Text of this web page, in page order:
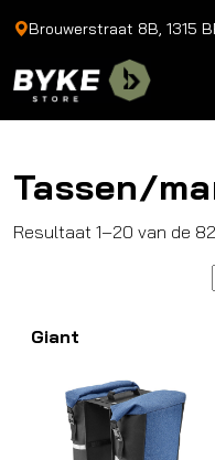
Brouwerstraat 8B, 1315
Tassen/
Resultaat 1–20 van de
Giant